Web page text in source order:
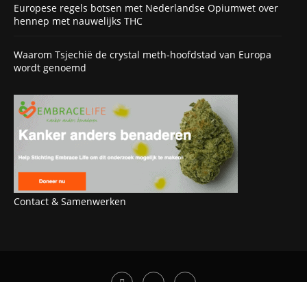
Europese regels botsen met Nederlandse Opiumwet over
hennep met nauwelijks THC
Waarom Tsjechië de crystal meth-hoofdstad van Europa
wordt genoemd
Contact & Samenwerken